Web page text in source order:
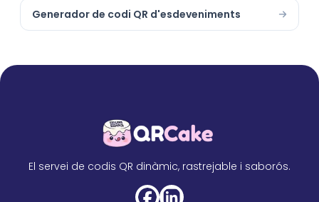
Generador de codi QR d'esdeveniments
El servei de codis QR dinàmic, rastrejable i saborós.